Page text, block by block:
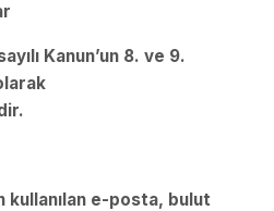
Kanun’un 8. ve 9.
kullanılan e-posta, bulut